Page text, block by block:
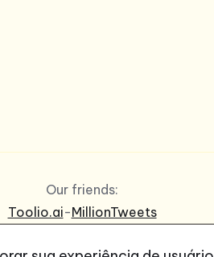
Our friends:
Toolio.ai-MillionTweets